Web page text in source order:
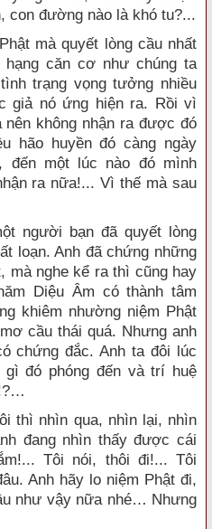
con đường nào là khó tu?...
mà quyết lòng cầu nhất
căn cơ như chúng ta
trạng vọng tưởng nhiều
giả nó ứng hiện ra. Rồi vì
không nhận ra được đó
hão huyền đó càng ngày
đến một lúc nào đó mình
ra nữa!... Vì thế mà sau
người bạn đã quyết lòng
loạn. Anh đã chứng những
mà nghe kể ra thì cũng hay
Diệu Âm có thành tâm
khiêm nhường niệm Phật
cầu thái quá. Nhưng anh
chứng đắc. Anh ta đôi lúc
đó phóng đến và trí huệ
thì nhìn qua, nhìn lại, nhìn
đang nhìn thấy được cái
Tôi nói, thôi đi!... Tôi
Anh hãy lo niệm Phật đi,
như vậy nữa nhé… Nhưng